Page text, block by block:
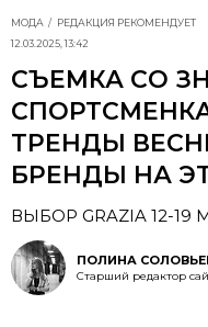
МОДА
РЕДАКЦИЯ РЕКОМЕНДУЕТ
12.03.2025, 13:42
СЪЕМКА СО
ТРЕНДЫ
БРЕНДЫ НА
ВЫБОР GRAZIA 12-19
ПОЛИНА
Старший редактор